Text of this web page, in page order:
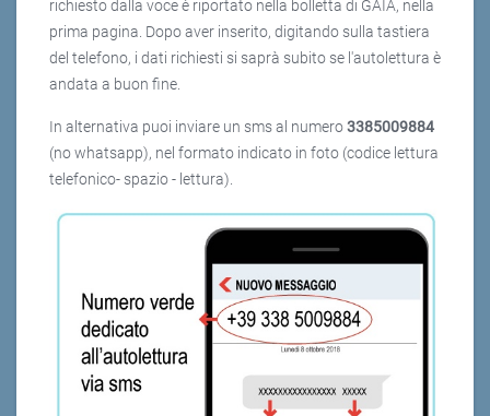
richiesto dalla voce è riportato nella bolletta di GAIA, nella
prima pagina. Dopo aver inserito, digitando sulla tastiera
del telefono, i dati richiesti si saprà subito se l'autolettura è
andata a buon fine.
In alternativa puoi inviare un sms al numero3385009884
(no whatsapp), nel formato indicato in foto (codice lettura
telefonico- spazio - lettura).